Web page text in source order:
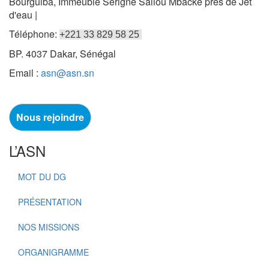
d'eau |
Téléphone: +221 33 829 58 25
BP. 4037 Dakar, Sénégal
Email : asn@asn.sn
Nous rejoindre
L’ASN
MOT DU DG
PRÉSENTATION
NOS MISSIONS
ORGANIGRAMME